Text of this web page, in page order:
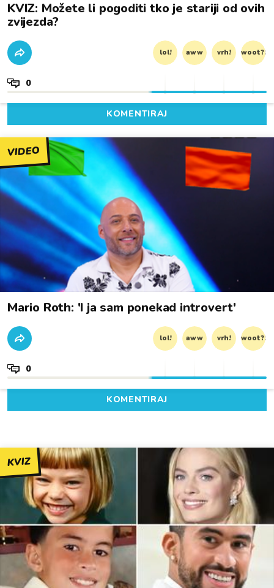
KVIZ: Možete li pogoditi tko je stariji od ovih
zvijezda?
lol! aww vrh! woot?!
0
KOMENTIRAJ
VIDEO
Mario Roth: 'I ja sam ponekad introvert'
lol! aww vrh! woot?!
0
KOMENTIRAJ
KVIZ